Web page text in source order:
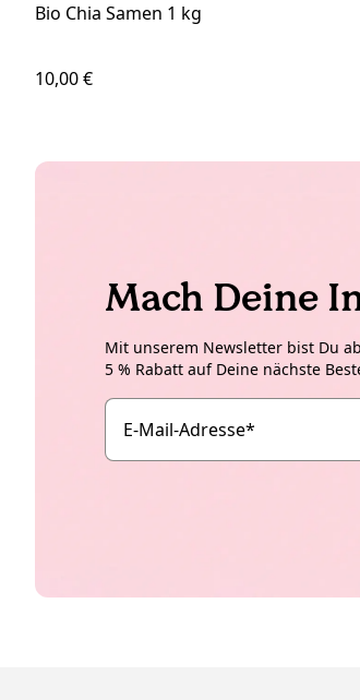
Bio Chia Samen 1 kg
10,00 €
Mach Deine
Mit unserem Newsletter bist Du
5 % Rabatt auf Deine nächste
E-Mail-Adresse*